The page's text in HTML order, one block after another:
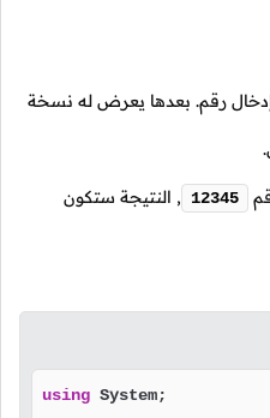
رقم. بعدها يعرض له نسخة
12345
, النتيجة ستكون
using System;